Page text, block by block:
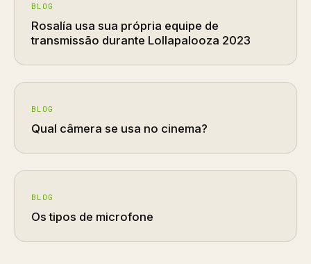
BLOG
Rosalía usa sua própria equipe de
transmissão durante Lollapalooza 2023
BLOG
Qual câmera se usa no cinema?
BLOG
Os tipos de microfone